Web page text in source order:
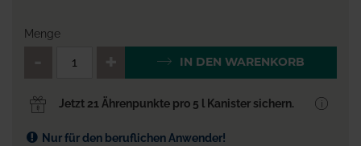
Menge
QTY_CONTROL_DECREASE
IN DEN WARENKORB
Jetzt 21 Ährenpunkte pro 5 l Kanister sichern.
Nur für den beruflichen Anwender!